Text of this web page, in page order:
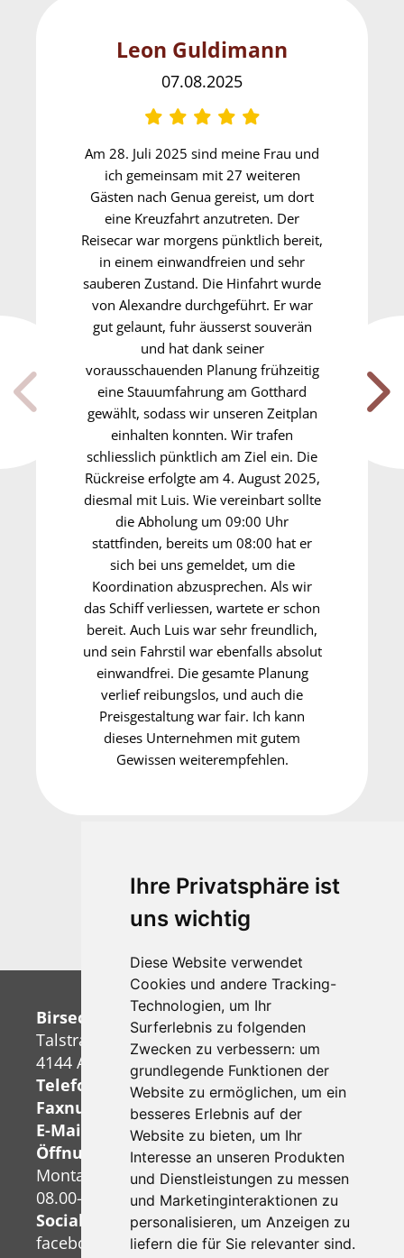
Ihre Privatsphäre ist
uns wichtig
Diese Website verwendet
Cookies und andere Tracking-
Technologien, um Ihr
Surferlebnis zu folgenden
Zwecken zu verbessern: um
grundlegende Funktionen der
Website zu ermöglichen, um ein
besseres Erlebnis auf der
Website zu bieten, um Ihr
Interesse an unseren Produkten
und Dienstleistungen zu messen
und Marketinginteraktionen zu
personalisieren, um Anzeigen zu
liefern die für Sie relevanter sind.
Leon Guldimann
07.08.2025
Am 28. Juli 2025 sind meine Frau und
ich gemeinsam mit 27 weiteren
Gästen nach Genua gereist, um dort
eine Kreuzfahrt anzutreten. Der
Reisecar war morgens pünktlich bereit,
in einem einwandfreien und sehr
sauberen Zustand. Die Hinfahrt wurde
von Alexandre durchgeführt. Er war
gut gelaunt, fuhr äusserst souverän
und hat dank seiner
vorausschauenden Planung frühzeitig
eine Stauumfahrung am Gotthard
gewählt, sodass wir unseren Zeitplan
einhalten konnten. Wir trafen
schliesslich pünktlich am Ziel ein. Die
Rückreise erfolgte am 4. August 2025,
diesmal mit Luis. Wie vereinbart sollte
die Abholung um 09:00 Uhr
stattfinden, bereits um 08:00 hat er
sich bei uns gemeldet, um die
Koordination abzusprechen. Als wir
das Schiff verliessen, wartete er schon
bereit. Auch Luis war sehr freundlich,
und sein Fahrstil war ebenfalls absolut
einwandfrei. Die gesamte Planung
verlief reibungslos, und auch die
Preisgestaltung war fair. Ich kann
dieses Unternehmen mit gutem
Gewissen weiterempfehlen.
Telefonberatung:
+41 (0)61 706 94 54
Birseck-Reisen+Transporte AG
Talstrasse 38
4144 Arlesheim
Telefonnummer:+41 (0)61 706 94 54
Faxnummer:+41 (0)61 706 94 55
E-Mail:
info@birseck-reisen.ch
Öffnungszeiten Büro:
Montag bis Freitag
08.00-12.00 Uhr und 13.30-18.00 Uhr
Socialmedia:
facebook